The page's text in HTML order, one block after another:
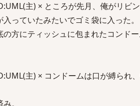
主) × ところが先月、俺がリビ
っていたみたいでゴミ袋に入った。
方にティッシュに包まれたコンド
主) × コンドームは口が縛られ
。